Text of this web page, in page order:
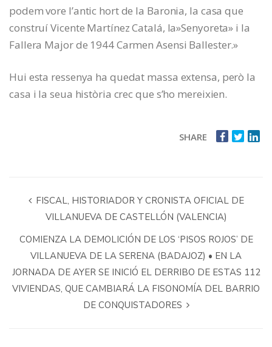
podem vore l’antic hort de la Baronia, la casa que
construí Vicente Martínez Catalá, la»Senyoreta» i la
Fallera Major de 1944 Carmen Asensi Ballester.»
Hui esta ressenya ha quedat massa extensa, però la
casa i la seua història crec que s’ho mereixien.
SHARE
FISCAL, HISTORIADOR Y CRONISTA OFICIAL DE
VILLANUEVA DE CASTELLÓN (VALENCIA)
COMIENZA LA DEMOLICIÓN DE LOS ‘PISOS ROJOS’ DE
VILLANUEVA DE LA SERENA (BADAJOZ) • EN LA
JORNADA DE AYER SE INICIÓ EL DERRIBO DE ESTAS 112
VIVIENDAS, QUE CAMBIARÁ LA FISONOMÍA DEL BARRIO
DE CONQUISTADORES